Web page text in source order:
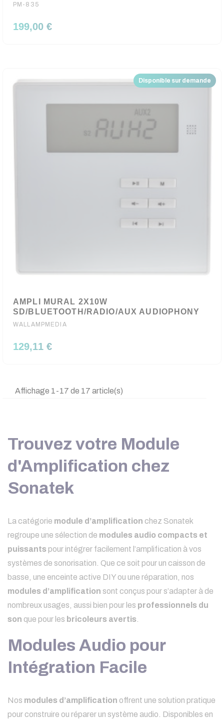
PM-835
199,00 €
Disponible sur demande
AMPLI MURAL 2X10W
SD/BLUETOOTH/RADIO/AUX AUDIOPHONY
WALLAMPMEDIA
129,11 €
Affichage 1-17 de 17 article(s)
Trouvez votre Module
d'Amplification chez
Sonatek
La catégorie module d’amplification chez Sonatek
regroupe une sélection de modules audio compacts et
puissants pour intégrer facilement l’amplification à vos
systèmes de sonorisation. Que ce soit pour un caisson de
basse, une enceinte active DIY ou une réparation, nos
modules d’amplification sont conçus pour s’adapter à de
nombreux usages, aussi bien pour les professionnels du
son que pour les bricoleurs avertis
Modules Audio pour
Intégration Facile
Nos modules d’amplification offrent une solution pratique
pour construire ou réparer un système audio. Disponibles en